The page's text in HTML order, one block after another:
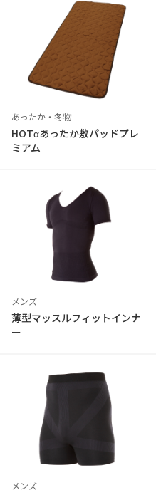
あったか・冬物
HOTαあったか敷パッドプレ
ミアム
メンズ
薄型マッスルフィットインナ
ー
メンズ